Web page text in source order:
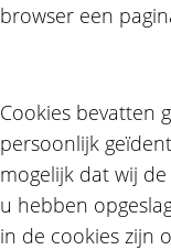
browser een
Cookies bevatten
persoonlijk
mogelijk dat wij
u hebben
in de cookies zijn